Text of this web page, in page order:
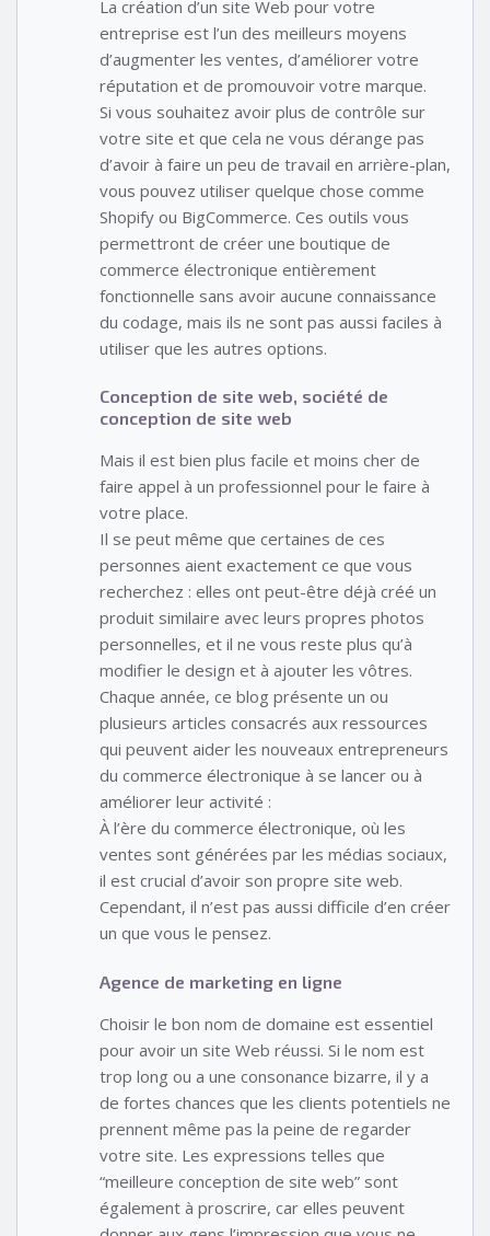
La création d’un site Web pour votre
entreprise est l’un des meilleurs moyens
d’augmenter les ventes, d’améliorer votre
réputation et de promouvoir votre marque.
Si vous souhaitez avoir plus de contrôle sur
votre site et que cela ne vous dérange pas
d’avoir à faire un peu de travail en arrière-plan,
vous pouvez utiliser quelque chose comme
Shopify ou BigCommerce. Ces outils vous
permettront de créer une boutique de
commerce électronique entièrement
fonctionnelle sans avoir aucune connaissance
du codage, mais ils ne sont pas aussi faciles à
utiliser que les autres options.
Conception de site web, société de
conception de site web
Mais il est bien plus facile et moins cher de
faire appel à un professionnel pour le faire à
votre place.
Il se peut même que certaines de ces
personnes aient exactement ce que vous
recherchez : elles ont peut-être déjà créé un
produit similaire avec leurs propres photos
personnelles, et il ne vous reste plus qu’à
modifier le design et à ajouter les vôtres.
Chaque année, ce blog présente un ou
plusieurs articles consacrés aux ressources
qui peuvent aider les nouveaux entrepreneurs
du commerce électronique à se lancer ou à
améliorer leur activité :
À l’ère du commerce électronique, où les
ventes sont générées par les médias sociaux,
il est crucial d’avoir son propre site web.
Cependant, il n’est pas aussi difficile d’en créer
un que vous le pensez.
Agence de marketing en ligne
Choisir le bon nom de domaine est essentiel
pour avoir un site Web réussi. Si le nom est
trop long ou a une consonance bizarre, il y a
de fortes chances que les clients potentiels ne
prennent même pas la peine de regarder
votre site. Les expressions telles que
“meilleure conception de site web” sont
également à proscrire, car elles peuvent